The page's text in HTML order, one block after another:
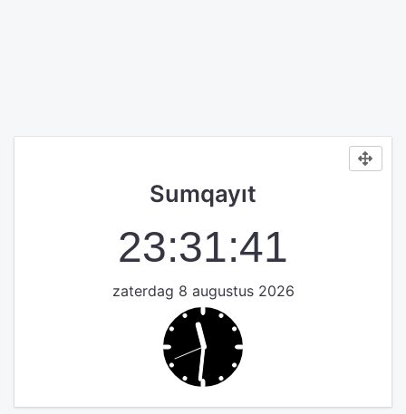
Sumqayıt
23:31:41
zaterdag 8 augustus 2026